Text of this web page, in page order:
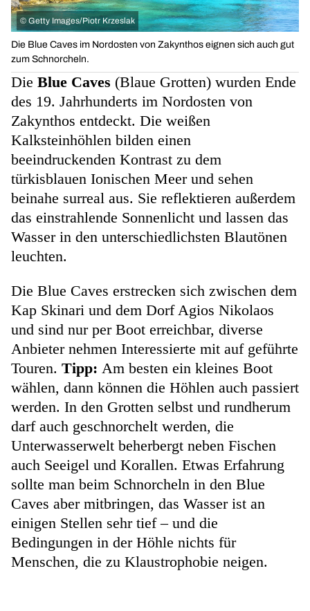
© Getty Images/Piotr Krzeslak
Die Blue Caves im Nordosten von Zakynthos eignen sich auch gut
zum Schnorcheln.
Die Blue Caves (Blaue Grotten) wurden Ende
des 19. Jahrhunderts im Nordosten von
Zakynthos entdeckt. Die weißen
Kalksteinhöhlen bilden einen
beeindruckenden Kontrast zu dem
türkisblauen Ionischen Meer und sehen
beinahe surreal aus. Sie reflektieren außerdem
das einstrahlende Sonnenlicht und lassen das
Wasser in den unterschiedlichsten Blautönen
leuchten.
Die Blue Caves erstrecken sich zwischen dem
Kap Skinari und dem Dorf Agios Nikolaos
und sind nur per Boot erreichbar, diverse
Anbieter nehmen Interessierte mit auf geführte
Touren. Tipp: Am besten ein kleines Boot
wählen, dann können die Höhlen auch passiert
werden. In den Grotten selbst und rundherum
darf auch geschnorchelt werden, die
Unterwasserwelt beherbergt neben Fischen
auch Seeigel und Korallen. Etwas Erfahrung
sollte man beim Schnorcheln in den Blue
Caves aber mitbringen, das Wasser ist an
einigen Stellen sehr tief – und die
Bedingungen in der Höhle nichts für
Menschen, die zu Klaustrophobie neigen.